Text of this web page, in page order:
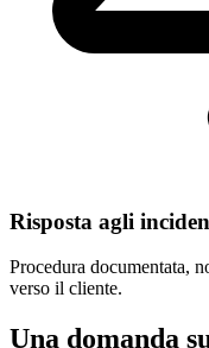
Risposta agli
Procedura documentata,
verso il cliente.
Una domanda